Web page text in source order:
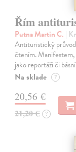
Řím
Putna Martin C. |
Antituristický
čtením.
jako reportáží či
Na sklade ?
20,56 €
21,20 € ?